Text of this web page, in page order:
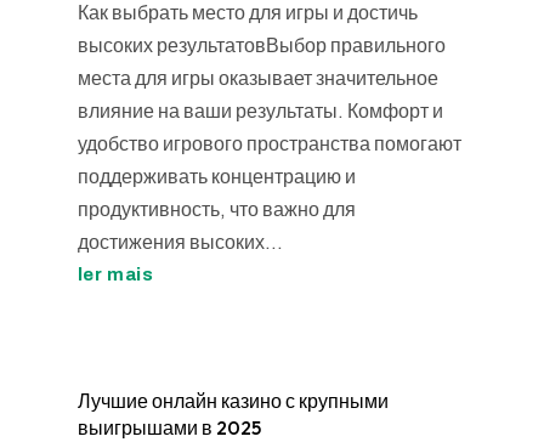
Как выбрать место для игры и достичь
высоких результатовВыбор правильного
места для игры оказывает значительное
влияние на ваши результаты. Комфорт и
удобство игрового пространства помогают
поддерживать концентрацию и
продуктивность, что важно для
достижения высоких...
ler mais
Лучшие онлайн казино с крупными
выигрышами в 2025